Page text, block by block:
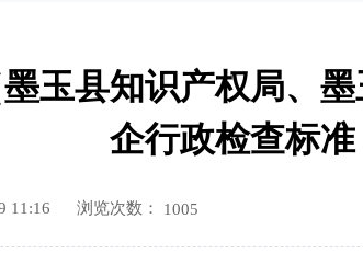
玉县知识产权局、
企行政检查标准
11:16 浏览次数： 1005